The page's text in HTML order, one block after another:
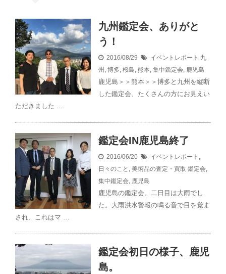
九州鑑定会、ありがと
う！
2016/08/29 イベントレポート 九
州 , 博多, 桜島, 熊本, 集中鑑定会, 鹿児島
鹿児島＞＞熊本＞＞博多と九州を縦断
した鑑定会、たくさんの方にお見えい
ただきました …
鑑定会IN鹿児島終了
2016/06/20 イベントレポート ,
日々のこと , 美術品の査定・買取 鑑定会,
集中鑑定会, 鹿児島
鹿児島の鑑定会、二日目は大雨でし
た。大雨洪水警報の鳴る音で目を覚ま
され、これはマ …
鑑定会初日の様子、鹿児
島。